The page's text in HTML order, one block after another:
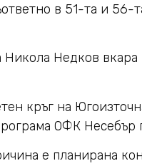
в 51-та и 56-
Недков вкара
кръг на
ОФК Несебър
е планирана